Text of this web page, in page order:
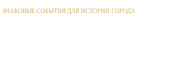
ЗНАКОВЫЕ СОБЫТИЯ ДЛЯ ИСТОРИИ ГОРОДА